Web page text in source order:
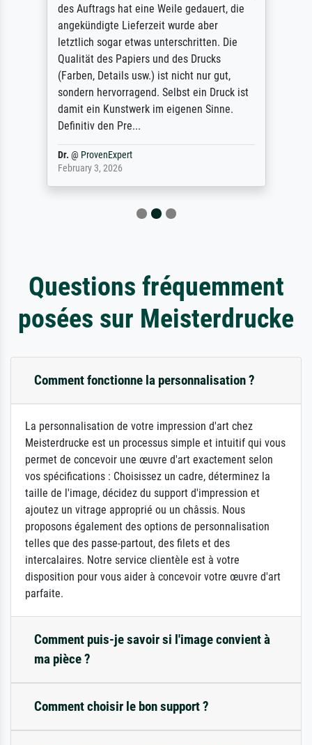
des Auftrags hat eine Weile gedauert, die
angekündigte Lieferzeit wurde aber
letztlich sogar etwas unterschritten. Die
Qualität des Papiers und des Drucks
(Farben, Details usw.) ist nicht nur gut,
sondern hervorragend. Selbst ein Druck ist
damit ein Kunstwerk im eigenen Sinne.
Definitiv den Pre...
Dr. @ ProvenExpert
February 3, 2026
Questions fréquemment
posées sur Meisterdrucke
Comment fonctionne la personnalisation ?
La personnalisation de votre impression d'art chez
Meisterdrucke est un processus simple et intuitif qui vous
permet de concevoir une œuvre d'art exactement selon
vos spécifications : Choisissez un cadre, déterminez la
taille de l'image, décidez du support d'impression et
ajoutez un vitrage approprié ou un châssis. Nous
proposons également des options de personnalisation
telles que des passe-partout, des filets et des
intercalaires. Notre service clientèle est à votre
disposition pour vous aider à concevoir votre œuvre d'art
parfaite.
Comment puis-je savoir si l'image convient à
ma pièce ?
Comment choisir le bon support ?